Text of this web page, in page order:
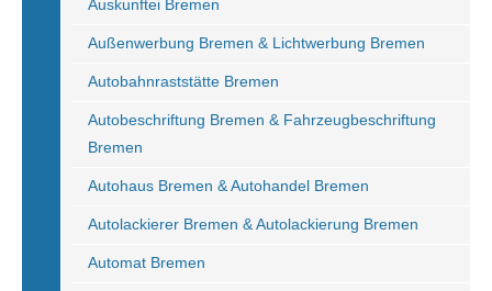
Auskunftei Bremen
Außenwerbung Bremen & Lichtwerbung Bremen
Autobahnraststätte Bremen
Autobeschriftung Bremen & Fahrzeugbeschriftung
Bremen
Autohaus Bremen & Autohandel Bremen
Autolackierer Bremen & Autolackierung Bremen
Automat Bremen